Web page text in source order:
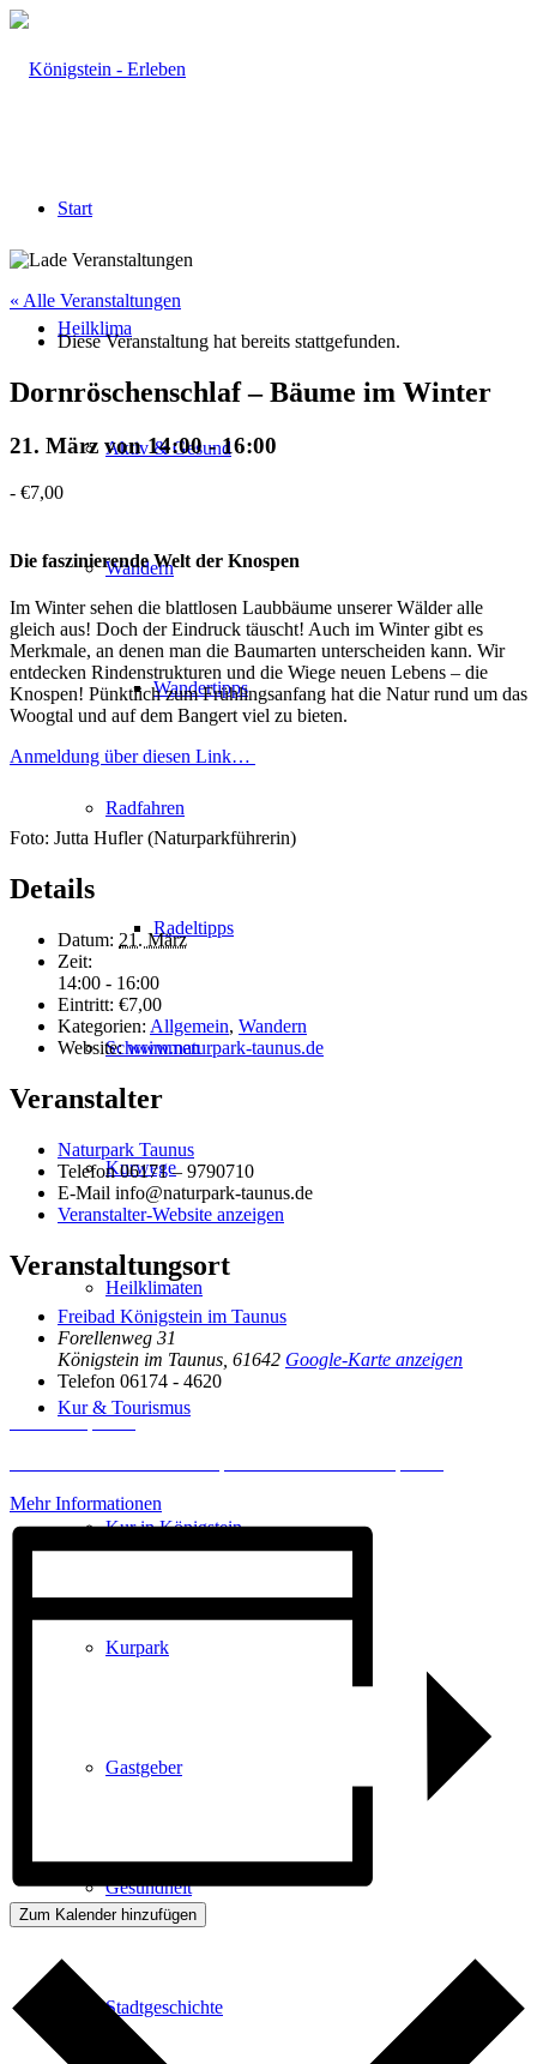
Start
Heilklima
Aktiv & Gesund
Wandern
Wandertipps
Radfahren
Radeltipps
Schwimmen
Kurwege
Heilklimaten
Kur & Tourismus
Kur in Königstein
Kurpark
Gastgeber
Gesundheit
Stadtgeschichte
« Alle Veranstaltungen
Diese Veranstaltung hat bereits stattgefunden.
Dornröschenschlaf – Bäume im Winter
21. März von 14:00-16:00
- €7,00
Die faszinierende Welt der Knospen
Im Winter sehen die blattlosen Laubbäume unserer Wälder alle
gleich aus! Doch der Eindruck täuscht! Auch im Winter gibt es
Merkmale, an denen man die Baumarten unterscheiden kann. Wir
entdecken Rindenstrukturen und die Wiege neuen Lebens – die
Knospen! Pünktlich zum Frühlingsanfang hat die Natur rund um das
Woogtal und auf dem Bangert viel zu bieten.
Anmeldung über diesen Link…
Foto: Jutta Hufler (Naturparkführerin)
Details
Datum: 21. März
Zeit:
14:00 - 16:00
Eintritt: €7,00
Kategorien: Allgemein, Wandern
Website: www.naturpark-taunus.de
Veranstalter
Naturpark Taunus
Telefon06171 – 9790710
E-Mail info@naturpark-taunus.de
Veranstalter-Website anzeigen
Veranstaltungsort
Freibad Königstein im Taunus
Forellenweg 31
Königstein im Taunus 61642 Google-Karte anzeigen
Telefon 06174 - 4620
Inhalt entsperren
Mehr Informationen
Zum Kalender hinzufügen